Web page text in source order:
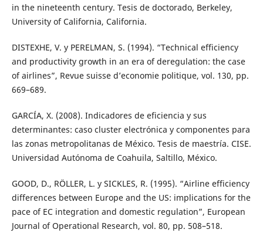
in the nineteenth century. Tesis de doctorado, Berkeley,
University of California, California.
DISTEXHE, V. y PERELMAN, S. (1994). “Technical efficiency
and productivity growth in an era of deregulation: the case
of airlines”, Revue suisse d’economie politique, vol. 130, pp.
669–689.
GARCÍA, X. (2008). Indicadores de eficiencia y sus
determinantes: caso cluster electrónica y componentes para
las zonas metropolitanas de México. Tesis de maestría. CISE.
Universidad Autónoma de Coahuila, Saltillo, México.
GOOD, D., RÖLLER, L. y SICKLES, R. (1995). “Airline efficiency
differences between Europe and the US: implications for the
pace of EC integration and domestic regulation”, European
Journal of Operational Research, vol. 80, pp. 508–518.